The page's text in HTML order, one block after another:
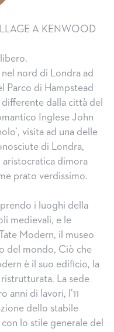
A KENWOOD
nel nord di Londra ad
Parco di Hampstead
dalla città del
Inglese John
visita ad una delle
di Londra,
aristocratica dimora
prato verdissimo.
i luoghi della
medievali, e le
Modern, il museo
del mondo, Ciò che
è il suo edificio, la
La sede
anni di lavori, l’11
dello stabile
lo stile generale del